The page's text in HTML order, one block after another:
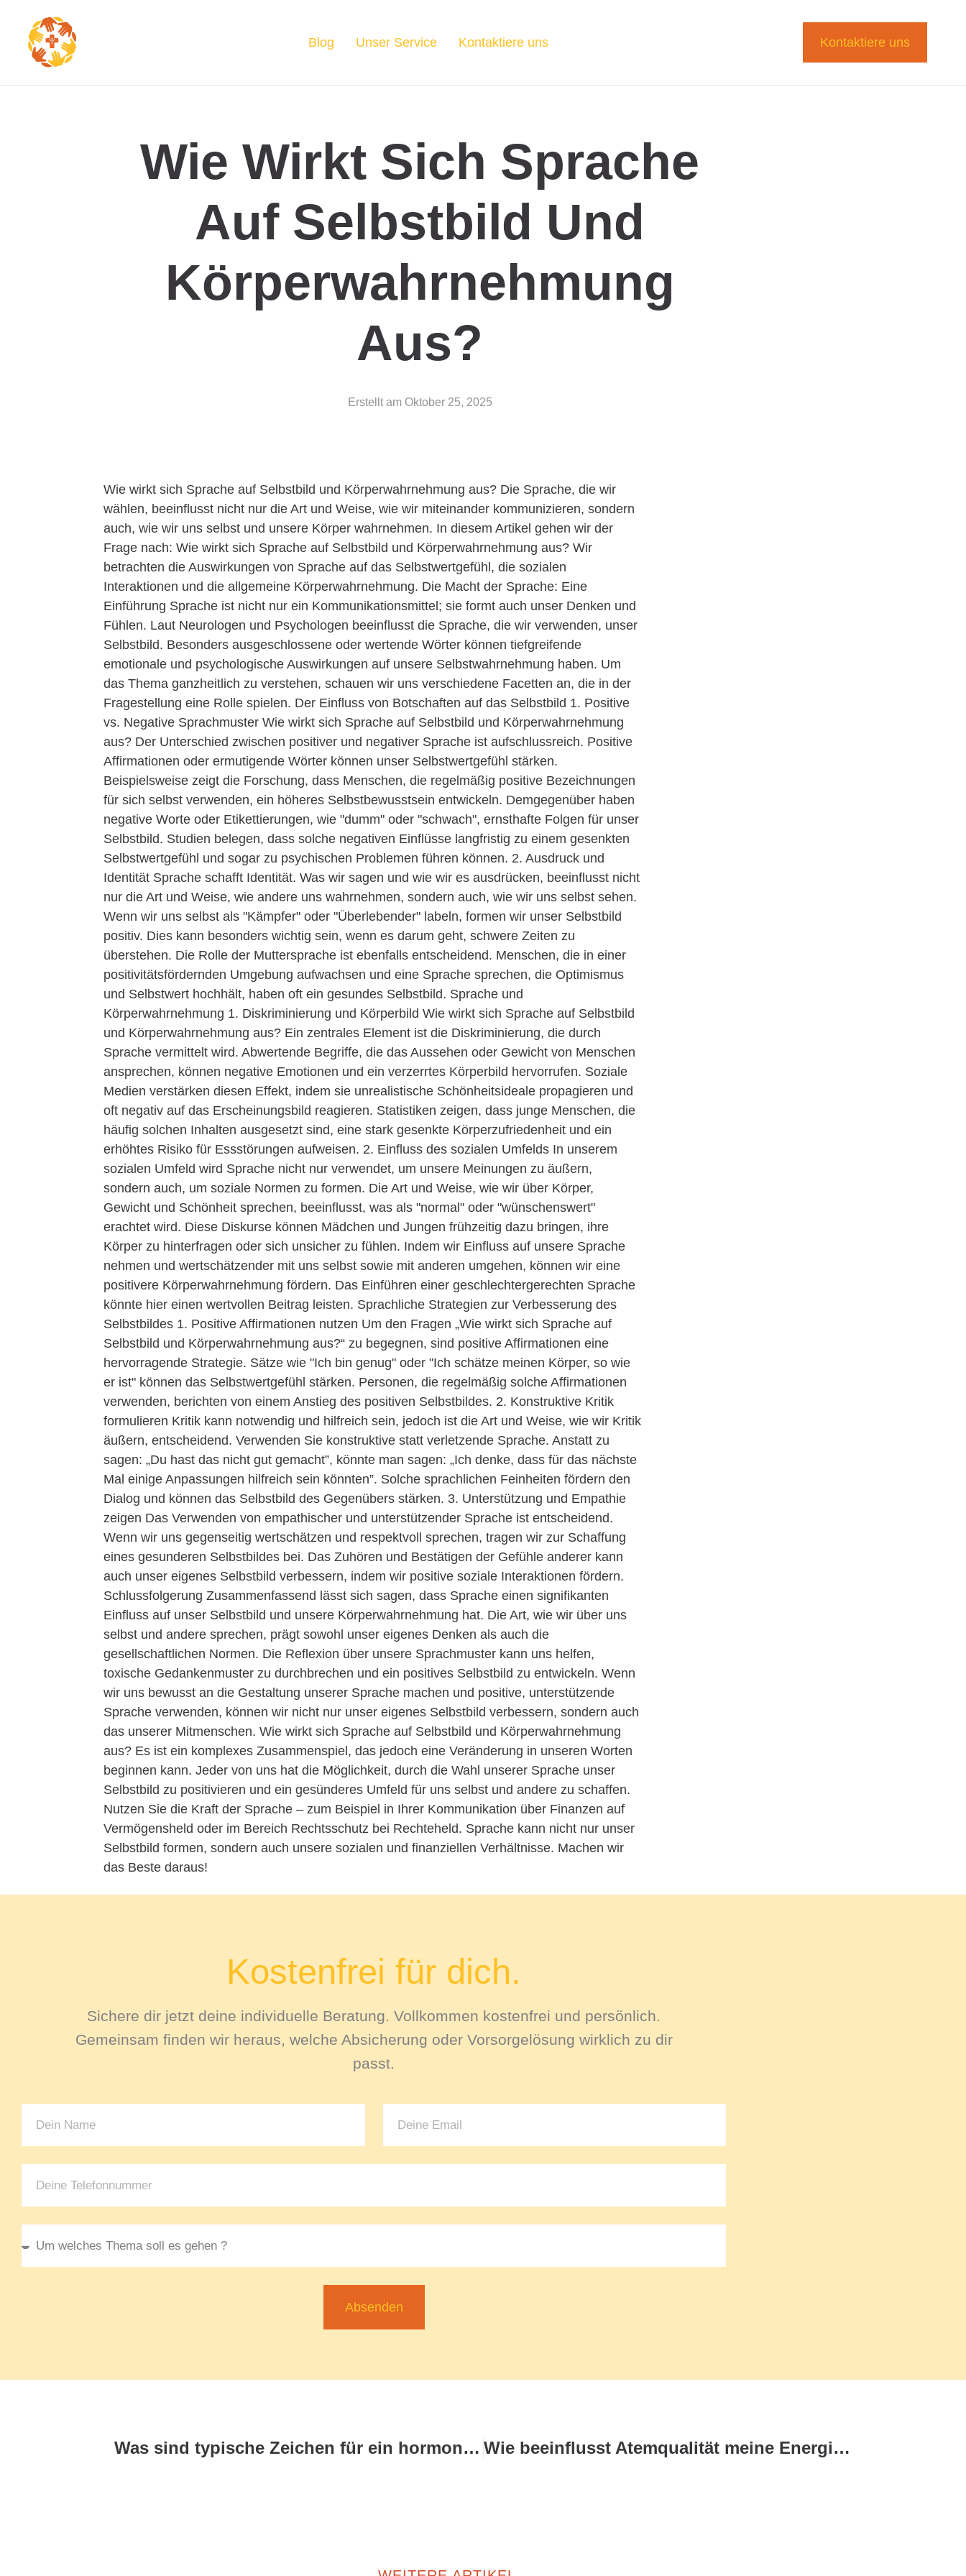
Blog Unser Service Kontaktiere uns Kontaktiere uns
Wie Wirkt Sich Sprache
Auf Selbstbild Und
Körperwahrnehmung
Aus?
Erstellt am Oktober 25, 2025
Wie wirkt sich Sprache auf Selbstbild und Körperwahrnehmung aus? Die Sprache, die wir
wählen, beeinflusst nicht nur die Art und Weise, wie wir miteinander kommunizieren, sondern
auch, wie wir uns selbst und unsere Körper wahrnehmen. In diesem Artikel gehen wir der
Frage nach: Wie wirkt sich Sprache auf Selbstbild und Körperwahrnehmung aus? Wir
betrachten die Auswirkungen von Sprache auf das Selbstwertgefühl, die sozialen
Interaktionen und die allgemeine Körperwahrnehmung. Die Macht der Sprache: Eine
Einführung Sprache ist nicht nur ein Kommunikationsmittel; sie formt auch unser Denken und
Fühlen. Laut Neurologen und Psychologen beeinflusst die Sprache, die wir verwenden, unser
Selbstbild. Besonders ausgeschlossene oder wertende Wörter können tiefgreifende
emotionale und psychologische Auswirkungen auf unsere Selbstwahrnehmung haben. Um
das Thema ganzheitlich zu verstehen, schauen wir uns verschiedene Facetten an, die in der
Fragestellung eine Rolle spielen. Der Einfluss von Botschaften auf das Selbstbild 1. Positive
vs. Negative Sprachmuster Wie wirkt sich Sprache auf Selbstbild und Körperwahrnehmung
aus? Der Unterschied zwischen positiver und negativer Sprache ist aufschlussreich. Positive
Affirmationen oder ermutigende Wörter können unser Selbstwertgefühl stärken.
Beispielsweise zeigt die Forschung, dass Menschen, die regelmäßig positive Bezeichnungen
für sich selbst verwenden, ein höheres Selbstbewusstsein entwickeln. Demgegenüber haben
negative Worte oder Etikettierungen, wie "dumm" oder "schwach", ernsthafte Folgen für unser
Selbstbild. Studien belegen, dass solche negativen Einflüsse langfristig zu einem gesenkten
Selbstwertgefühl und sogar zu psychischen Problemen führen können. 2. Ausdruck und
Identität Sprache schafft Identität. Was wir sagen und wie wir es ausdrücken, beeinflusst nicht
nur die Art und Weise, wie andere uns wahrnehmen, sondern auch, wie wir uns selbst sehen.
Wenn wir uns selbst als "Kämpfer" oder "Überlebender" labeln, formen wir unser Selbstbild
positiv. Dies kann besonders wichtig sein, wenn es darum geht, schwere Zeiten zu
überstehen. Die Rolle der Muttersprache ist ebenfalls entscheidend. Menschen, die in einer
positivitätsfördernden Umgebung aufwachsen und eine Sprache sprechen, die Optimismus
und Selbstwert hochhält, haben oft ein gesundes Selbstbild. Sprache und
Körperwahrnehmung 1. Diskriminierung und Körperbild Wie wirkt sich Sprache auf Selbstbild
und Körperwahrnehmung aus? Ein zentrales Element ist die Diskriminierung, die durch
Sprache vermittelt wird. Abwertende Begriffe, die das Aussehen oder Gewicht von Menschen
ansprechen, können negative Emotionen und ein verzerrtes Körperbild hervorrufen. Soziale
Medien verstärken diesen Effekt, indem sie unrealistische Schönheitsideale propagieren und
oft negativ auf das Erscheinungsbild reagieren. Statistiken zeigen, dass junge Menschen, die
häufig solchen Inhalten ausgesetzt sind, eine stark gesenkte Körperzufriedenheit und ein
erhöhtes Risiko für Essstörungen aufweisen. 2. Einfluss des sozialen Umfelds In unserem
sozialen Umfeld wird Sprache nicht nur verwendet, um unsere Meinungen zu äußern,
sondern auch, um soziale Normen zu formen. Die Art und Weise, wie wir über Körper,
Gewicht und Schönheit sprechen, beeinflusst, was als "normal" oder "wünschenswert"
erachtet wird. Diese Diskurse können Mädchen und Jungen frühzeitig dazu bringen, ihre
Körper zu hinterfragen oder sich unsicher zu fühlen. Indem wir Einfluss auf unsere Sprache
nehmen und wertschätzender mit uns selbst sowie mit anderen umgehen, können wir eine
positivere Körperwahrnehmung fördern. Das Einführen einer geschlechtergerechten Sprache
könnte hier einen wertvollen Beitrag leisten. Sprachliche Strategien zur Verbesserung des
Selbstbildes 1. Positive Affirmationen nutzen Um den Fragen „Wie wirkt sich Sprache auf
Selbstbild und Körperwahrnehmung aus?“ zu begegnen, sind positive Affirmationen eine
hervorragende Strategie. Sätze wie "Ich bin genug" oder "Ich schätze meinen Körper, so wie
er ist" können das Selbstwertgefühl stärken. Personen, die regelmäßig solche Affirmationen
verwenden, berichten von einem Anstieg des positiven Selbstbildes. 2. Konstruktive Kritik
formulieren Kritik kann notwendig und hilfreich sein, jedoch ist die Art und Weise, wie wir Kritik
äußern, entscheidend. Verwenden Sie konstruktive statt verletzende Sprache. Anstatt zu
sagen: „Du hast das nicht gut gemacht”, könnte man sagen: „Ich denke, dass für das nächste
Mal einige Anpassungen hilfreich sein könnten”. Solche sprachlichen Feinheiten fördern den
Dialog und können das Selbstbild des Gegenübers stärken. 3. Unterstützung und Empathie
zeigen Das Verwenden von empathischer und unterstützender Sprache ist entscheidend.
Wenn wir uns gegenseitig wertschätzen und respektvoll sprechen, tragen wir zur Schaffung
eines gesunderen Selbstbildes bei. Das Zuhören und Bestätigen der Gefühle anderer kann
auch unser eigenes Selbstbild verbessern, indem wir positive soziale Interaktionen fördern.
Schlussfolgerung Zusammenfassend lässt sich sagen, dass Sprache einen signifikanten
Einfluss auf unser Selbstbild und unsere Körperwahrnehmung hat. Die Art, wie wir über uns
selbst und andere sprechen, prägt sowohl unser eigenes Denken als auch die
gesellschaftlichen Normen. Die Reflexion über unsere Sprachmuster kann uns helfen,
toxische Gedankenmuster zu durchbrechen und ein positives Selbstbild zu entwickeln. Wenn
wir uns bewusst an die Gestaltung unserer Sprache machen und positive, unterstützende
Sprache verwenden, können wir nicht nur unser eigenes Selbstbild verbessern, sondern auch
das unserer Mitmenschen. Wie wirkt sich Sprache auf Selbstbild und Körperwahrnehmung
aus? Es ist ein komplexes Zusammenspiel, das jedoch eine Veränderung in unseren Worten
beginnen kann. Jeder von uns hat die Möglichkeit, durch die Wahl unserer Sprache unser
Selbstbild zu positivieren und ein gesünderes Umfeld für uns selbst und andere zu schaffen.
Nutzen Sie die Kraft der Sprache – zum Beispiel in Ihrer Kommunikation über Finanzen auf
Vermögensheld oder im Bereich Rechtsschutz bei Rechteheld. Sprache kann nicht nur unser
Selbstbild formen, sondern auch unsere sozialen und finanziellen Verhältnisse. Machen wir
das Beste daraus!
Kostenfrei für dich.
Sichere dir jetzt deine individuelle Beratung. Vollkommen kostenfrei und persönlich.
Gemeinsam finden wir heraus, welche Absicherung oder Vorsorgelösung wirklich zu dir
passt.
Absenden
Was sind typische Zeichen für ein hormonelles Ungleichgewicht? Wie beeinflusst Atemqualität meine Energie?